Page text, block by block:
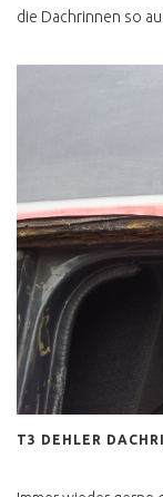
T4 ROST
ABZOCKE
T4
T4
die Dachrinnen so
T3 DEHLER